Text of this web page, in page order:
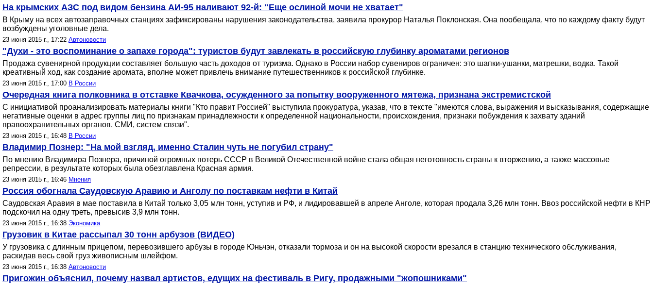
На крымских АЗС под видом бензина АИ-95 наливают 92-й: "Еще ослиной мочи не хватает"
В Крыму на всех автозаправочных станциях зафиксированы нарушения законодательства, заявила прокурор Наталья Поклонская. Она пообещала, что по каждому факту будут
возбуждены уголовные дела.
23 июня 2015 г., 17:22 Автоновости
"Духи - это воспоминание о запахе города": туристов будут завлекать в российскую глубинку ароматами регионов
Продажа сувенирной продукции составляет большую часть доходов от туризма. Однако в России набор сувениров ограничен: это шапки-ушанки, матрешки, водка. Такой
креативный ход, как создание аромата, вполне может привлечь внимание путешественников к российской глубинке.
23 июня 2015 г., 17:00 В России
Очередная книга полковника в отставке Квачкова, осужденного за попытку вооруженного мятежа, признана экстремистской
С инициативой проанализировать материалы книги "Кто правит Россией" выступила прокуратура, указав, что в тексте "имеются слова, выражения и высказывания, содержащие
негативные оценки в адрес группы лиц по признакам принадлежности к определенной национальности, происхождения, признаки побуждения к захвату зданий
правоохранительных органов, СМИ, систем связи".
23 июня 2015 г., 16:48 В России
Владимир Познер: "На мой взгляд, именно Сталин чуть не погубил страну"
По мнению Владимира Познера, причиной огромных потерь СССР в Великой Отечественной войне стала общая неготовность страны к вторжению, а также массовые
репрессии, в результате которых была обезглавлена Красная армия.
23 июня 2015 г., 16:46 Мнения
Россия обогнала Саудовскую Аравию и Анголу по поставкам нефти в Китай
Саудовская Аравия в мае поставила в Китай только 3,05 млн тонн, уступив и РФ, и лидировавшей в апреле Анголе, которая продала 3,26 млн тонн. Ввоз российской нефти в КНР
подскочил на одну треть, превысив 3,9 млн тонн.
23 июня 2015 г., 16:38 Экономика
Грузовик в Китае рассыпал 30 тонн арбузов (ВИДЕО)
У грузовика с длинным прицепом, перевозившего арбузы в городе Юньчэн, отказали тормоза и он на высокой скорости врезался в станцию технического обслуживания,
раскидав весь свой груз живописным шлейфом.
23 июня 2015 г., 16:38 Автоновости
Пригожин объяснил, почему назвал артистов, едущих на фестиваль в Ригу, продажными "жопошниками"